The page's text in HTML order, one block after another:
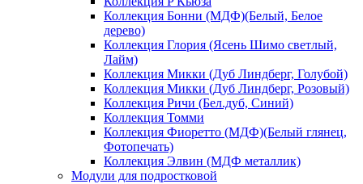
Коллекция Бонни (МДФ)(Белый, Белое
дерево)
Коллекция Глория (Ясень Шимо светлый,
Лайм)
Коллекция Микки (Дуб Линдберг, Голубой)
Коллекция Микки (Дуб Линдберг, Розовый)
Коллекция Ричи (Бел.дуб, Синий)
Коллекция Томми
Коллекция Фиоретто (МДФ)(Белый глянец,
Фотопечать)
Коллекция Элвин (МДФ металлик)
Модули для подростковой